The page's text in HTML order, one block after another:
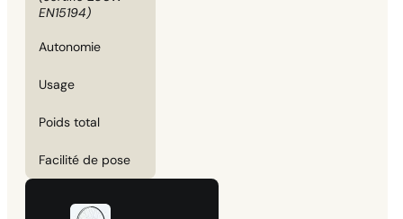
EN15194)
Autonomie
Usage
Poids total
Facilité de pose